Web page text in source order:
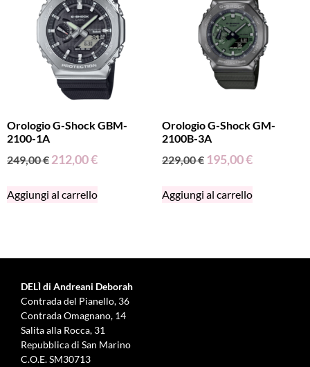
Orologio G-Shock GBM-
2100-1A
249,00€ 212,00€
Aggiungi al carrello
Orologio G-Shock GM-
2100B-3A
229,00€ 195,00€
Aggiungi al carrello
DELÌ di Andreani Deborah
Contrada del Pianello, 36
Contrada Omagnano, 14
Salita alla Rocca, 31
Repubblica di San Marino
C.O.E. SM30713